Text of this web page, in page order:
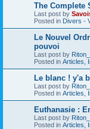
The Complete
Last post by
Posted in Divers -
Le Nouvel
pouvoi
Last post by
Posted in Articles,
Le blanc ! y'a
Last post by
Posted in Articles,
Euthanasie :
Last post by
Posted in Articles,